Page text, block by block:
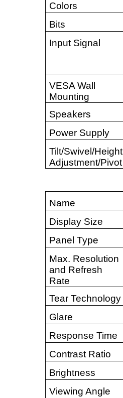
Colors
Bits
Input Signal
VESA Wall
Mounting
Speakers
Power Supply
Tilt/Swivel/Height
Adjustment/Pivot
Name
Display Size
Panel Type
Max. Resolution
and Refresh
Rate
Tear Technology
Glare
Response Time
Contrast Ratio
Brightness
Viewing Angle